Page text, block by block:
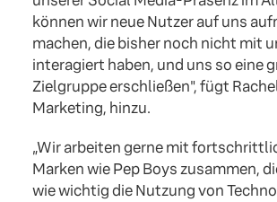
können wir neue Nutzer auf uns
machen, die bisher noch nicht mit
interagiert haben, und uns so eine
Zielgruppe erschließen", fügt
Marketing, hinzu.
„Wir arbeiten gerne mit
Marken wie Pep Boys zusammen,
wie wichtig die Nutzung von